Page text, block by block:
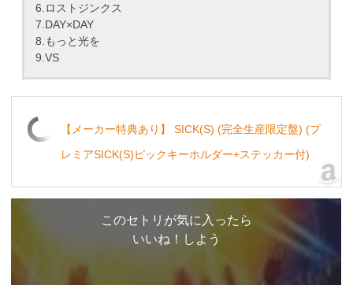
6.ロストジンクス
7.DAY×DAY
8.もっと光を
9.VS
【メーカー特典あり】 SICK(S) (完全生産限定盤) (プ
レミアSICK(S)ピックキーホルダー+ステッカー付)
このセトリが気に入ったら
いいね！しよう